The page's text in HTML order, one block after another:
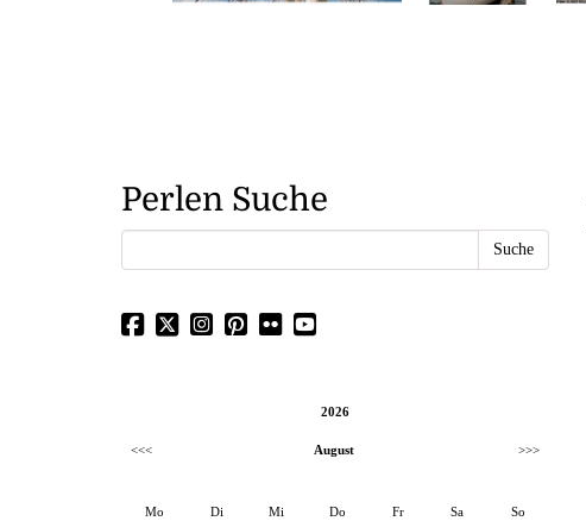
Perlen Suche
2026
<<< August >>>
Mo Di Mi Do Fr Sa So